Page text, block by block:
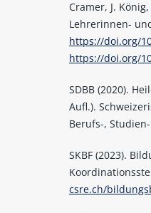
Cramer, J.
Lehrerinnen-
https://doi.org/
https://doi.org/
SDBB (2020).
Aufl.).
Berufs-,
SKBF (2023).
csre.ch/